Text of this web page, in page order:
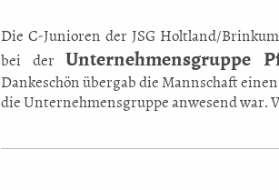
Die C-Junioren der JSG Holtland/
bei derUnternehmensgruppe
Dankeschön übergab die Mannschaft
die Unternehmensgruppe anwesend war.